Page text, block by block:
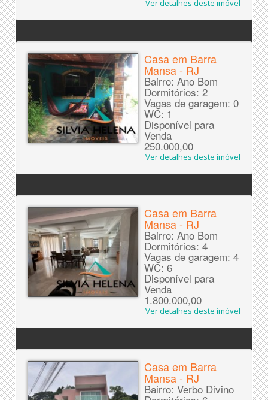
Ver detalhes deste imóvel
Casa em Barra
Mansa - RJ
Bairro: Ano Bom
Dormitórios: 2
Vagas de garagem: 0
WC: 1
Disponível para
Venda
250.000,00
Ver detalhes deste imóvel
Casa em Barra
Mansa - RJ
Bairro: Ano Bom
Dormitórios: 4
Vagas de garagem: 4
WC: 6
Disponível para
Venda
1.800.000,00
Ver detalhes deste imóvel
Casa em Barra
Mansa - RJ
Bairro: Verbo Divino